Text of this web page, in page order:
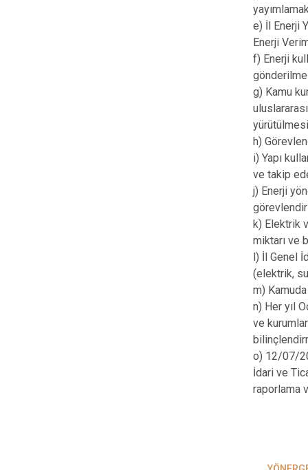
e) İl Enerji
Enerji
f) Enerji
g) Kamu
h)
i) Yapı
ve takip
j) Enerji
k) Elektrik
miktarı ve
l) İl Genel
(elektrik,
m)
n) Her yıl
ve
o) 12/07/
İdari ve
raporlama